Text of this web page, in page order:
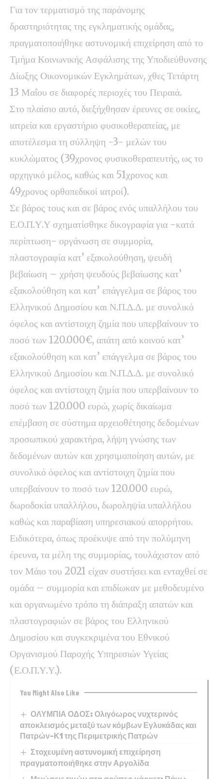
Για τον τερματισμό της παράνομης
δραστηριότητας της εγκληματικής ομάδας,
πραγματοποιήθηκε αστυνομική επιχείρηση από το
Τμήμα Κοινωνικής Ασφάλισης της Υποδιεύθυνσης
Δίωξης Οικονομικών Εγκλημάτων, χθες Τετάρτη
13 Μαΐου σε διαφορές περιοχές του Πειραιά.
Στο πλαίσιο αυτό, διεξήχθησαν έρευνες σε οικίες,
ιατρεία και εργαστήριο φυσικοθεραπείας, με
αποτέλεσμα τη σύλληψη -3- μελών του
κυκλώματος (39χρονος φυσικοθεραπευτής, ως το
αρχηγικό μέλος, καθώς και 51χρονος και
49χρονος ορθοπεδικοί ιατροί).
Σε βάρος τους και σε βάρος ενός υπαλλήλου του
Ε.Ο.Π.Υ.Υ σχηματίσθηκε δικογραφία για -κατά
περίπτωση- οργάνωση σε συμμορία,
πλαστογραφία κατ’ εξακολούθηση, ψευδή
βεβαίωση – χρήση ψευδούς βεβαίωσης κατ’
εξακολούθηση και κατ’ επάγγελμα σε βάρος του
Ελληνικού Δημοσίου και Ν.Π.Δ.Δ. με συνολικό
όφελος και αντίστοιχη ζημία που υπερβαίνουν το
ποσό των 120.000€, απάτη από κοινού κατ’
εξακολούθηση και κατ’ επάγγελμα σε βάρος του
Ελληνικού Δημοσίου και Ν.Π.Δ.Δ. με συνολικό
όφελος και αντίστοιχη ζημία που υπερβαίνουν το
ποσό των 120.000 ευρώ, χωρίς δικαίωμα
επέμβαση σε σύστημα αρχειοθέτησης δεδομένων
προσωπικού χαρακτήρα, λήψη γνώσης των
δεδομένων αυτών και χρησιμοποίηση αυτών, με
συνολικό όφελος και αντίστοιχη ζημία που
υπερβαίνουν το ποσό των 120.000 ευρώ,
δωροδοκία υπαλλήλου, δωροληψία υπαλλήλου
καθώς και παραβίαση υπηρεσιακού απορρήτου.
Ειδικότερα, όπως προέκυψε από την πολύμηνη
έρευνα, τα μέλη της συμμορίας, τουλάχιστον από
τον Μάιο του 2021 είχαν συστήσει και ενταχθεί σε
ομάδα – συμμορία και επιδίωκαν με μεθοδευμένο
και οργανωμένο τρόπο τη διάπραξη απατών και
πλαστογραφιών σε βάρος του Ελληνικού
Δημοσίου και συγκεκριμένα του Εθνικού
Οργανισμού Παροχής Υπηρεσιών Υγείας
(Ε.Ο.Π.Υ.Υ.).
You Might Also Like
ΟΛΥΜΠΙΑ ΟΔΟΣ: Ολιγόωρος νυχτερινός
αποκλεισμός μεταξύ των κόμβων Εγλυκάδας και
Πατρών-Κ1 της Περιμετρικής Πατρών
Στοχευμένη αστυνομική επιχείρηση
πραγματοποιήθηκε στην Αργολίδα